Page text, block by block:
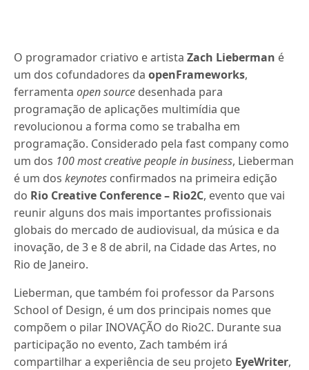
O programador criativo e artistaZach Lieberman é
um dos cofundadores daopenFrameworks,
ferramentaopen source desenhada para
programação de aplicações multimídia que
revolucionou a forma como se trabalha em
programação. Considerado pela fast company como
um dos 100 most creative people in business, Lieberman
é um doskeynotes confirmados na primeira edição
do Rio Creative Conference – Rio2C, evento que vai
reunir alguns dos mais importantes profissionais
globais do mercado de audiovisual, da música e da
inovação, de 3 e 8 de abril, na Cidade das Artes, no
Rio de Janeiro.
Lieberman, que também foi professor da Parsons
School of Design, é um dos principais nomes que
compõem o pilar INOVAÇÃO do Rio2C. Durante sua
participação no evento, Zach também irá
compartilhar a experiência de seu projeto EyeWriter,